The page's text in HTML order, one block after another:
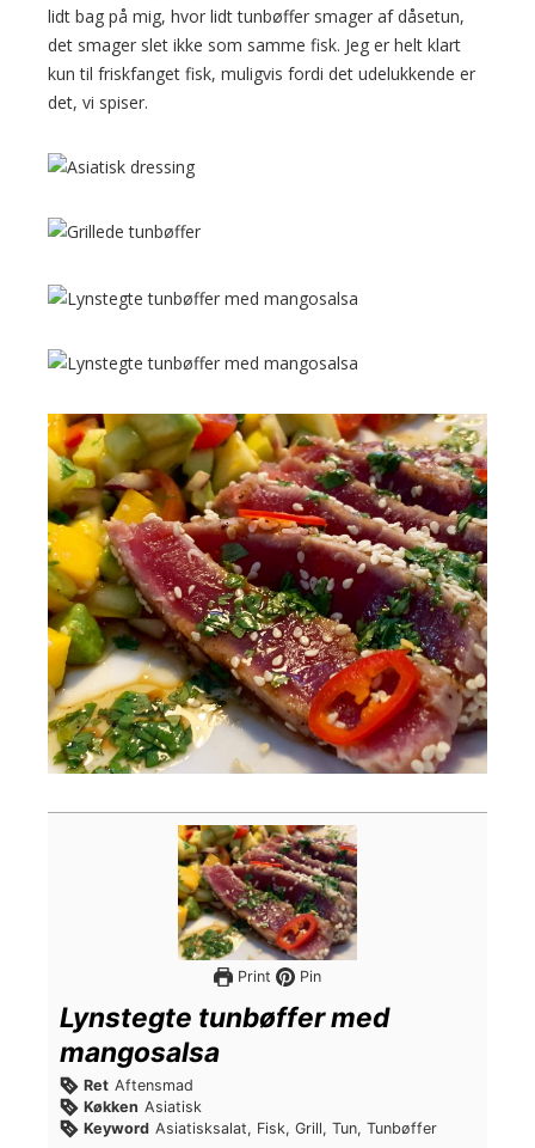
lidt bag på mig, hvor lidt tunbøffer smager af dåsetun,
det smager slet ikke som samme fisk. Jeg er helt klart
kun til friskfanget fisk, muligvis fordi det udelukkende er
det, vi spiser.
Print Pin
Lynstegte tunbøffer med
mangosalsa
Ret Aftensmad
Køkken Asiatisk
Keyword Asiatisksalat, Fisk, Grill, Tun, Tunbøffer